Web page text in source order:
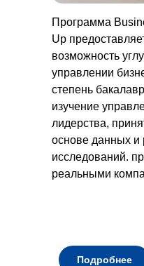
Программа
Up
возможность
управлении
степень
изучение
лидерства,
основе данных
исследований.
реальными
Подробнее